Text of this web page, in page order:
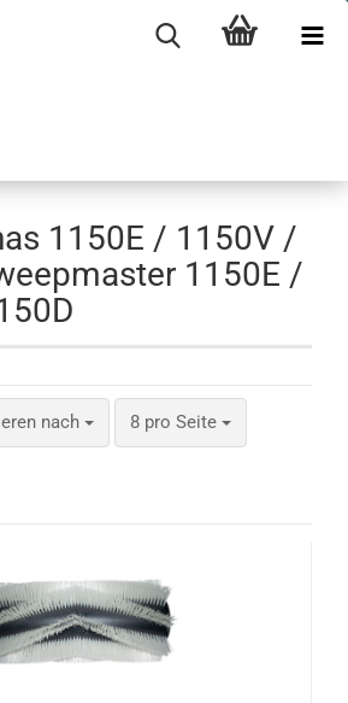
1150E / 1150V /
1150E /
nach
nach 8 pro Seite
pro Seite